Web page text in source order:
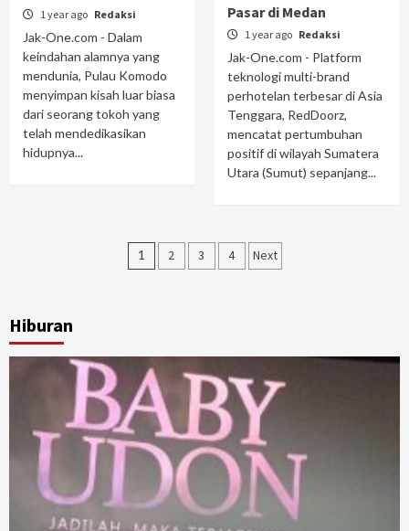
1 year ago Redaksi
Jak-One.com - Dalam
keindahan alamnya yang
mendunia, Pulau Komodo
menyimpan kisah luar biasa
dari seorang tokoh yang
telah mendedikasikan
hidupnya...
Pasar di Medan
1 year ago Redaksi
Jak-One.com - Platform
teknologi multi-brand
perhotelan terbesar di Asia
Tenggara, RedDoorz,
mencatat pertumbuhan
positif di wilayah Sumatera
Utara (Sumut) sepanjang...
Posts
1 2 3 4 Next
Hiburan